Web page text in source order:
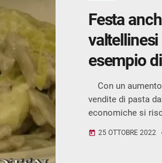
Festa
valtellinesi nel World Pasta Day: un
esempio
Con un
vendite di pasta
economiche si
Coldiretti in
today 25 OTTOBRE 2022